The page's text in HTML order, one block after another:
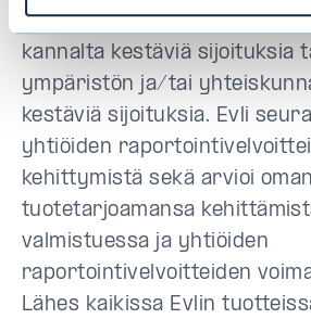
taksonomia-asetuksen
kannalta kestäviä sijoituksia
ympäristön ja/tai
kestäviä sijoituksia. Evli
yhtiöiden
kehittymistä sekä arvioi oman
tuotetarjoamansa
valmistuessa ja yhtiöiden
raportointivelvoitteiden
Lähes kaikissa Evlin